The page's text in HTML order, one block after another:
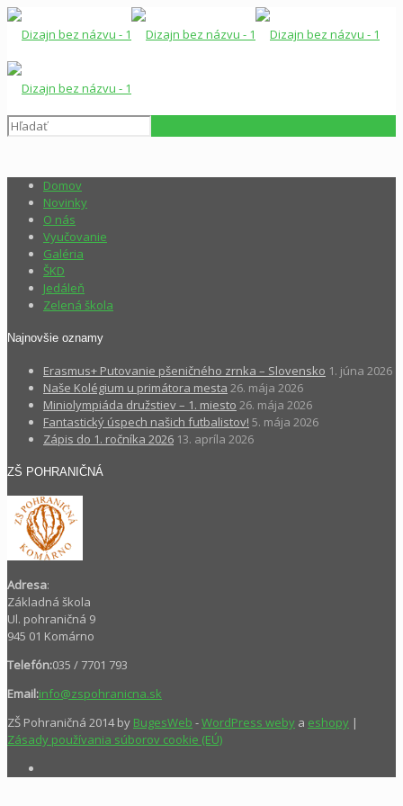
Domov
Novinky
O nás
Vyučovanie
Galéria
ŠKD
Jedáleň
Zelená škola
Najnovšie oznamy
Erasmus+ Putovanie pšeničného zrnka – Slovensko 1. júna 2026
Naše Kolégium u primátora mesta 26. mája 2026
Miniolympiáda družstiev – 1. miesto 26. mája 2026
Fantastický úspech našich futbalistov! 5. mája 2026
Zápis do 1. ročníka 2026 13. apríla 2026
ZŠ POHRANIČNÁ
Adresa:
Základná škola
Ul. pohraničná 9
945 01 Komárno
Telefón:035 / 7701 793
Email:info@zspohranicna.sk
ZŠ Pohraničná 2014 by BugesWeb -WordPress weby a eshopy |
Zásady používania súborov cookie (EÚ)